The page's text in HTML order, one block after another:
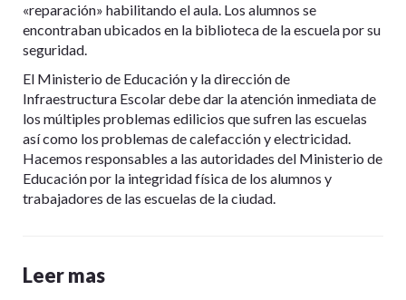
«reparación» habilitando el aula. Los alumnos se
encontraban ubicados en la biblioteca de la escuela por su
seguridad.
El Ministerio de Educación y la dirección de
Infraestructura Escolar debe dar la atención inmediata de
los múltiples problemas edilicios que sufren las escuelas
así como los problemas de calefacción y electricidad.
Hacemos responsables a las autoridades del Ministerio de
Educación por la integridad física de los alumnos y
trabajadores de las escuelas de la ciudad.
Leer mas